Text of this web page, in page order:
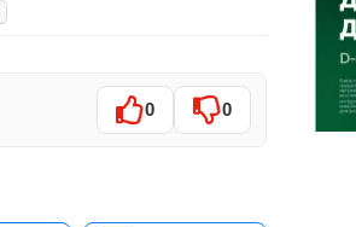
0 0